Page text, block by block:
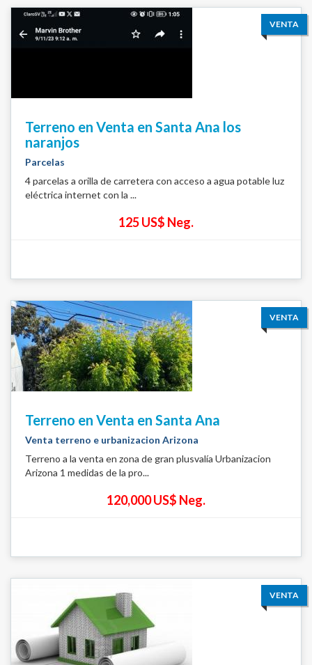
VENTA
Terreno en Venta en Santa Ana los
naranjos
Parcelas
4 parcelas a orilla de carretera con acceso a agua potable luz
eléctrica internet con la ...
125 US$ Neg.
VENTA
Terreno en Venta en Santa Ana
Venta terreno e urbanizacion Arizona
Terreno a la venta en zona de gran plusvalía Urbanizacion
Arizona 1 medidas de la pro...
120,000 US$ Neg.
VENTA